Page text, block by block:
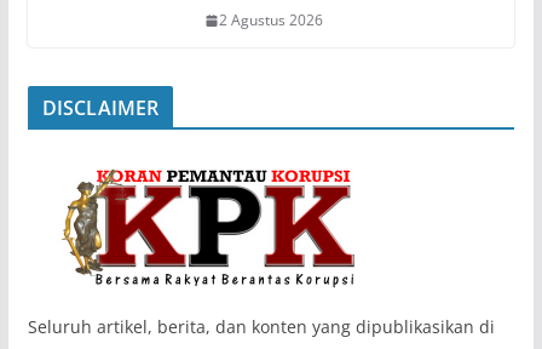
2 Agustus 2026
DISCLAIMER
‎Seluruh artikel, berita, dan konten yang dipublikasikan di